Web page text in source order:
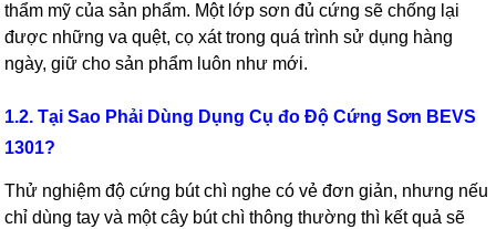
thẩm mỹ của sản phẩm. Một lớp sơn đủ cứng sẽ chống lại
được những va quệt, cọ xát trong quá trình sử dụng hàng
ngày, giữ cho sản phẩm luôn như mới.
1.2. Tại Sao Phải Dùng Dụng Cụ đo Độ Cứng Sơn BEVS
1301?
Thử nghiệm độ cứng bút chì nghe có vẻ đơn giản, nhưng nếu
chỉ dùng tay và một cây bút chì thông thường thì kết quả sẽ